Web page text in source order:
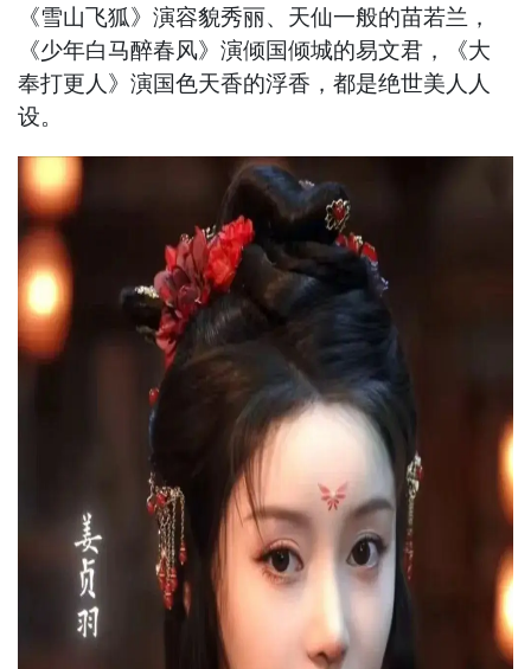
《雪山飞狐》演容貌秀丽、天仙一般的苗若兰，
《少年白马醉春风》演倾国倾城的易文君，《大
奉打更人》演国色天香的浮香，都是绝世美人人
设。